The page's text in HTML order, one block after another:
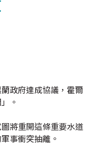
政府達成協議，霍爾
。
將重開這條重要水道
事衝突抽離。